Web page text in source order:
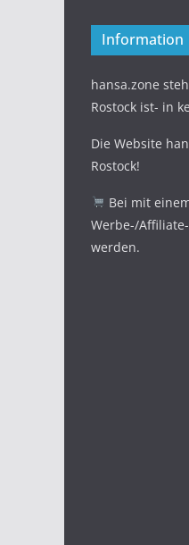
Information
hansa.zone
Rostock ist- in
Die Website
Rostock!
Bei mit
Werbe-/
werden.